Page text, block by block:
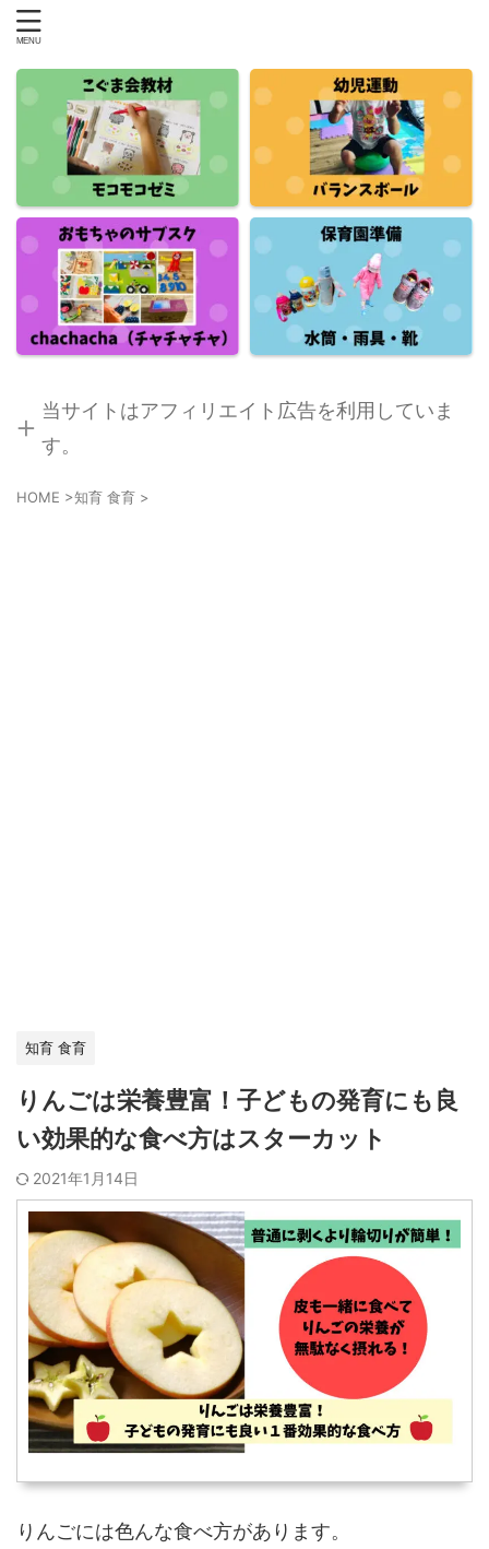
当サイトはアフィリエイト広告を利用していま
す。
HOME >知育 食育 >
知育 食育
りんごは栄養豊富！子どもの発育にも良
い効果的な食べ方はスターカット
2021年1月14日
りんごには色んな食べ方があります。